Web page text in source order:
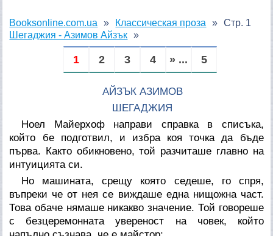
Booksonline.com.ua
Классическая проза
Шегаджия - Азимов Айзък
Стр. 1
1 2 3 4 » ... 5
АЙЗЪК АЗИМОВ
ШЕГАДЖИЯ
Ноел Майерхоф направи справка в списъка,
който бе подготвил, и избра коя точка да бъде
първа. Както обикновено, той разчиташе главно на
интуицията си.
Но машината, срещу която седеше, го спря,
въпреки че от нея се виждаше една нищожна част.
Това обаче нямаше никакво значение. Той говореше
с безцеремонната увереност на човек, който